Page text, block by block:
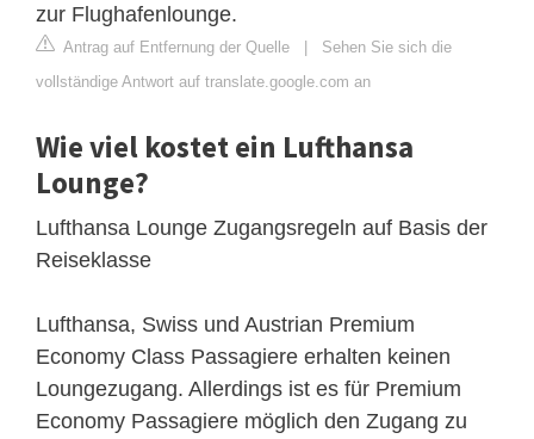
zur Flughafenlounge.
Antrag auf Entfernung der Quelle | Sehen Sie sich die
vollständige Antwort auf translate.google.com an
Wie viel kostet ein Lufthansa
Lounge?
Lufthansa Lounge Zugangsregeln auf Basis der
Reiseklasse
Lufthansa, Swiss und Austrian Premium
Economy Class Passagiere erhalten keinen
Loungezugang. Allerdings ist es für Premium
Economy Passagiere möglich den Zugang zu